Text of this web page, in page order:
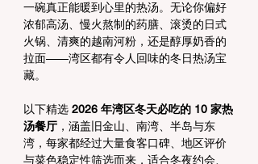
一碗真正能暖到心里的热汤。无论你偏好
浓郁高汤、慢火熬制的药膳、滚烫的日式
火锅、清爽的越南河粉，还是醇厚奶香的
拉面——湾区都有令人回味的冬日热汤宝
藏。
以下精选 2026 年湾区冬天必吃的 10 家热
汤餐厅 ，涵盖旧金山、南湾、半岛与东
湾，每家都经过大量食客口碑、地区评价
与菜色稳定性筛选而来，适合冬夜约会、